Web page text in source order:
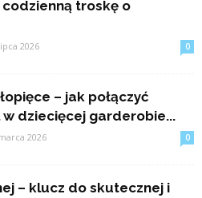
troskę o
2026 0
– jak połączyć
dziecięcej garderobie...
2026 0
– klucz do skutecznej i